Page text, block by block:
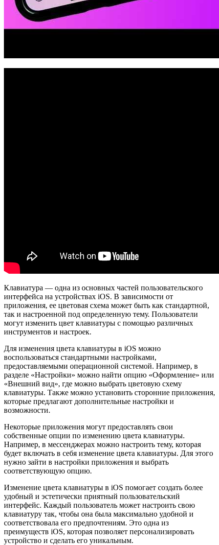
Клавиатура — одна из основных частей пользовательского
интерфейса на устройствах iOS. В зависимости от
приложения, ее цветовая схема может быть как стандартной,
так и настроенной под определенную тему. Пользователи
могут изменить цвет клавиатуры с помощью различных
инструментов и настроек.
Для изменения цвета клавиатуры в iOS можно
воспользоваться стандартными настройками,
предоставляемыми операционной системой. Например, в
разделе «Настройки» можно найти опцию «Оформление» или
«Внешний вид», где можно выбрать цветовую схему
клавиатуры. Также можно установить сторонние приложения,
которые предлагают дополнительные настройки и
возможности.
Некоторые приложения могут предоставлять свои
собственные опции по изменению цвета клавиатуры.
Например, в мессенджерах можно настроить тему, которая
будет включать в себя изменение цвета клавиатуры. Для этого
нужно зайти в настройки приложения и выбрать
соответствующую опцию.
Изменение цвета клавиатуры в iOS помогает создать более
удобный и эстетически приятный пользовательский
интерфейс. Каждый пользователь может настроить свою
клавиатуру так, чтобы она была максимально удобной и
соответствовала его предпочтениям. Это одна из
преимуществ iOS, которая позволяет персонализировать
устройство и сделать его уникальным.